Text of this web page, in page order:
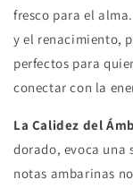
fresco para el
y el renacimiento,
perfectos para
conectar con la
La Calidez del
dorado, evoca una
notas ambarinas